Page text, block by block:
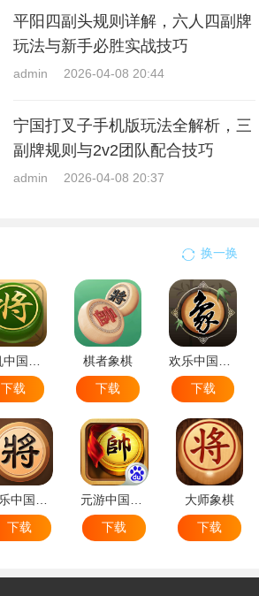
平阳四副头规则详解，六人四副牌
玩法与新手必胜实战技巧
admin 2026-04-08 20:44
宁国打叉子手机版玩法全解析，三
副牌规则与2v2团队配合技巧
admin 2026-04-08 20:37
换一换
单机中国象棋
下载
棋者象棋
下载
欢乐中国象棋
下载
多乐中国象棋
下载
元游中国象棋
下载
大师象棋
下载